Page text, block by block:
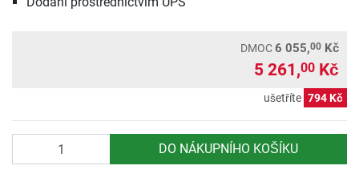
DMOC6 055,00 Kč
5 261,00 Kč
ušetříte 794 Kč
DO NÁKUPNÍHO KOŠÍKU